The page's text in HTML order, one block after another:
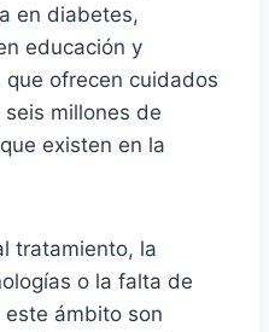
en diabetes,
educación y
ofrecen cuidados
millones de
existen en la
tratamiento, la
o la falta de
ámbito son